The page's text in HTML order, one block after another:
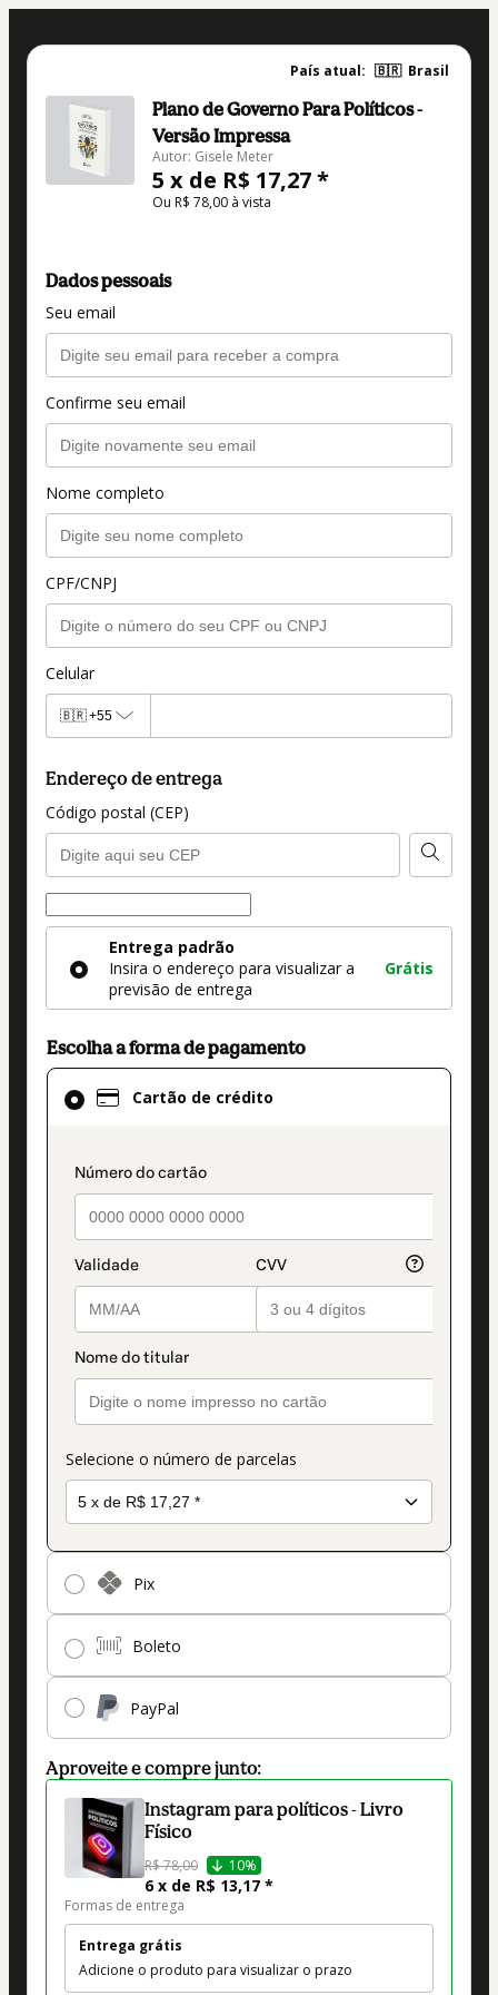
País atual: 🇧🇷 Brasil
Plano de Governo Para Políticos -
Versão Impressa
Autor: Gisele Meter
5 x de R$ 17,27 *
Ou R$ 78,00 à vista
Dados pessoais
Seu email
Confirme seu email
Nome completo
CPF/CNPJ
Celular
🇧🇷+55
Endereço de entrega
Código postal (CEP)
Forma
entrega
Entrega padrão
Insira o endereço para visualizar a
previsão de entrega
Grátis
Escolha a forma de pagamento
Cartão de crédito
payment_data.section_title_v2
Selecione o número de parcelas
Pix
Boleto
PayPal
Cartão
de
como
método
Aproveite e compre junto:
Instagram para políticos - Livro
Físico
R$ 78,00 10%
6 x de R$ 13,17 *
Formas de entrega
Entrega grátis
Adicione o produto para visualizar o prazo